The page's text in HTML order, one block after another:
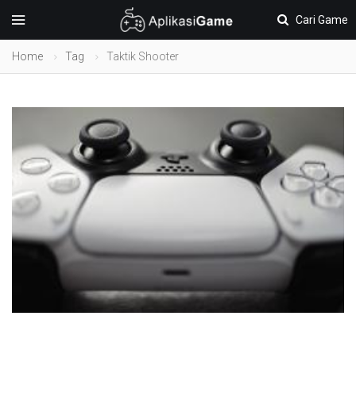
Cari Game
Home Tag Taktik Shooter